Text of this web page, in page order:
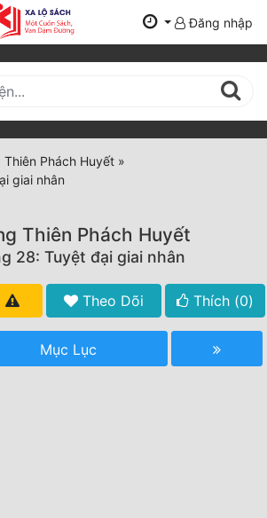
Đăng nhập
Thiên Phách Huyết »
giai nhân
Thiên Phách Huyết
28: Tuyệt đại giai nhân
Theo Dõi Thích (0)
Mục Lục